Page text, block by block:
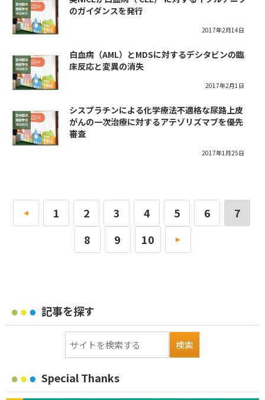
のガイダンスを発行
2017年2月14日
白血病（AML）とMDSに対するデシタビンの臨
床反応と変異の消失
2017年2月1日
シスプラチンによる化学療法不適格な尿路上皮
がんの一次治療に対するアテゾリズマブを優先
審査
2017年1月25日
« 1 2 3 4 5 6
7
8
9 10 »
記事を探す
Special Thanks